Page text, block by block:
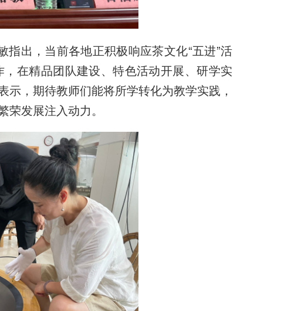
出，当前各地正积极响应茶文化“五进”活
在精品团队建设、特色活动开展、研学实
，期待教师们能将所学转化为教学实践，
发展注入动力。